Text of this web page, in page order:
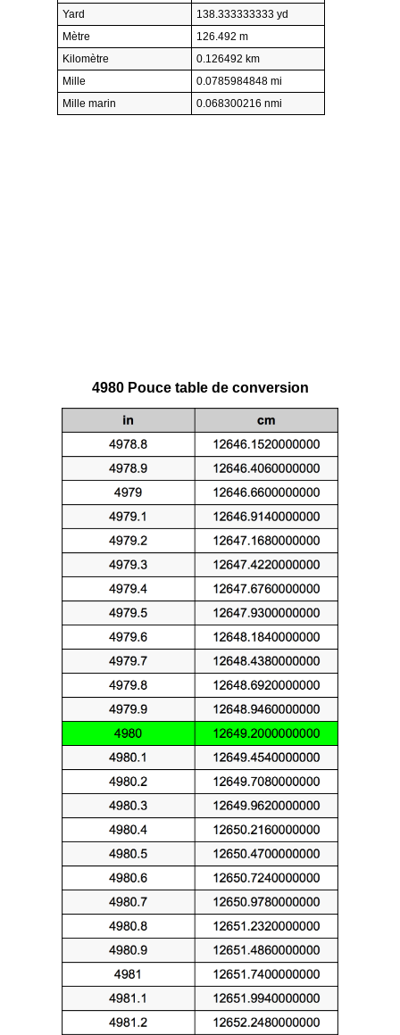
Yard
138.333333333 yd
Mètre
126.492 m
Kilomètre
0.126492 km
Mille
0.0785984848 mi
Mille marin
0.068300216 nmi
4980 Pouce table de conversion